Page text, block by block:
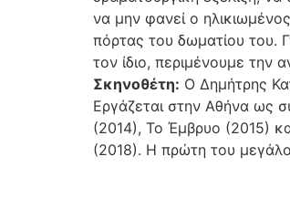
να µην φανεί ο
πόρτας του δωµατίου του.
τον ίδιο, περιµένουµε την
Σκηνοθέτη: Ο Δηµήτρης
Εργάζεται στην Αθήνα ως
(2014), Το Έµβρυο (2015)
(2018). Η πρώτη του